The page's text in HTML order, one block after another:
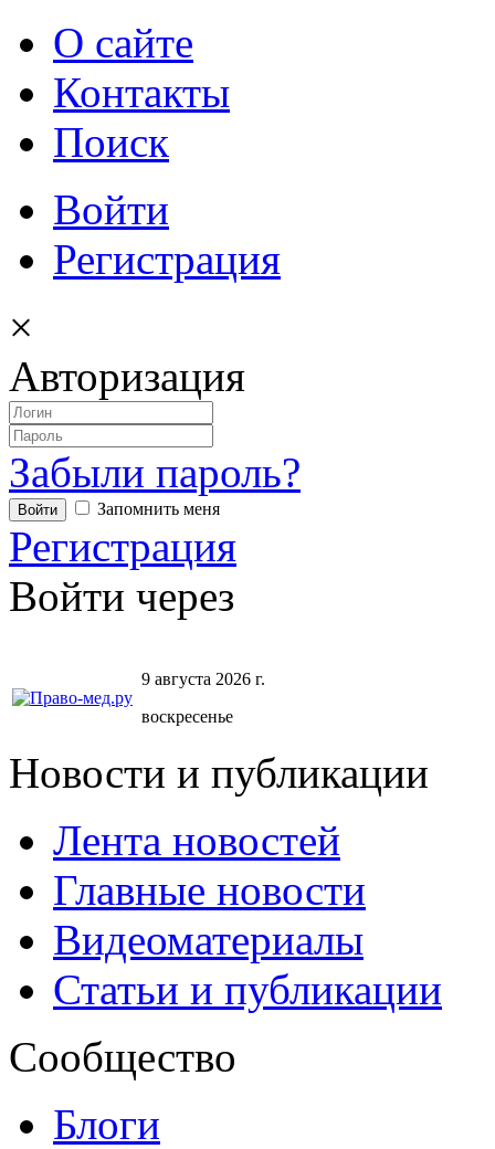
О сайте
Контакты
Поиск
Войти
Регистрация
×
Авторизация
Забыли пароль?
Запомнить меня
Регистрация
Войти через
9 августа 2026 г.
воскресенье
Новости и публикации
Лента новостей
Главные новости
Видеоматериалы
Статьи и публикации
Сообщество
Блоги